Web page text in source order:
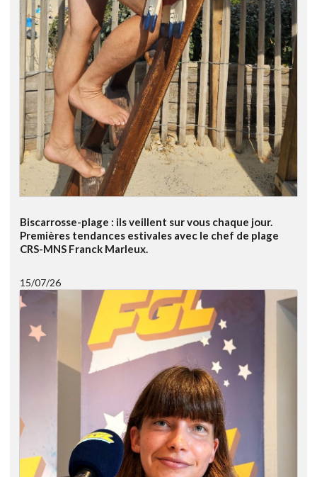
Biscarrosse-plage : ils veillent sur vous chaque jour.
Premières tendances estivales avec le chef de plage
CRS-MNS Franck Marleux.
15/07/26